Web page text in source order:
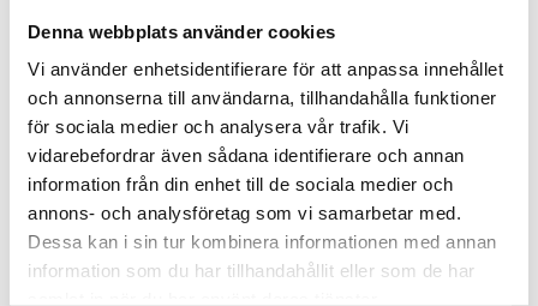
Denna webbplats använder cookies
Vi använder enhetsidentifierare för att anpassa innehållet
och annonserna till användarna, tillhandahålla funktioner
för sociala medier och analysera vår trafik. Vi
vidarebefordrar även sådana identifierare och annan
information från din enhet till de sociala medier och
annons- och analysföretag som vi samarbetar med.
Dessa kan i sin tur kombinera informationen med annan
information som du har tillhandahållit eller som de har
E 10, vägförbättringar, Gällivare
NCC ska på uppdrag av Trafikverket genomföra
vägförstärkande åtgärder på vägsträckan E10 mellan
Avvakko och Lappeasuando i Gällivare. Affären är en
totalentreprenad i samverkan med ett ordervärde på cirka
Läs mer om projektet